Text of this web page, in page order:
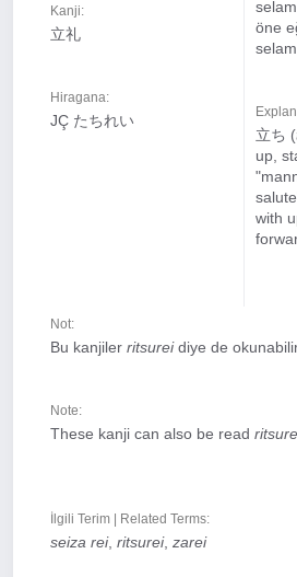
Kanji:
立礼
Hiragana:
JÇ たちれい
öne
立ち (
up,
with
Not:
Bu kanjiler ritsureidiye de
Note:
These kanji can also be read
İlgili Terim | Related Terms:
seiza rei, ritsurei, zarei